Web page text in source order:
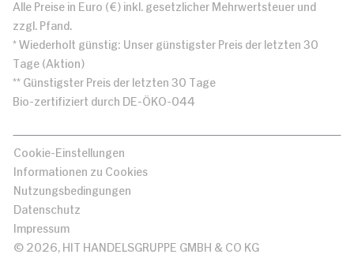
Alle Preise in Euro (€) inkl. gesetzlicher Mehrwertsteuer und
zzgl. Pfand.
* Wiederholt günstig: Unser günstigster Preis der letzten 30
Tage (Aktion)
** Günstigster Preis der letzten 30 Tage
Bio-zertifiziert durch DE-ÖKO-044
Cookie-Einstellungen
Informationen zu Cookies
Nutzungsbedingungen
Datenschutz
Impressum
© 2026, HIT HANDELSGRUPPE GMBH & CO KG